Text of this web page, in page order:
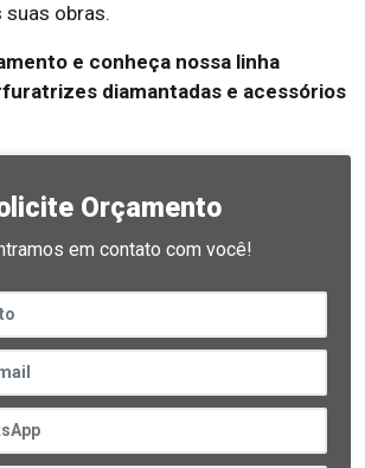
suas obras.
e conheça nossa linha
diamantadas e acessórios
Orçamento
em contato com você!